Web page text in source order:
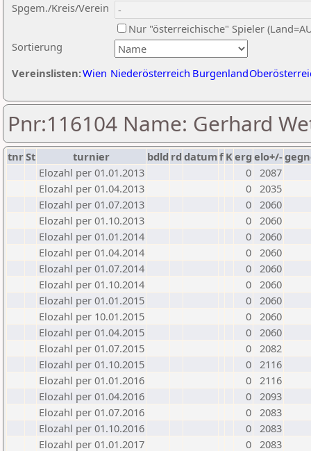
Sortierung
Spgem./Kreis/Verein
Nur "österreichische" Spieler
Vereinslisten:Wien Niederösterreich Burgenland
Pnr:116104 Name: Gerhard
tnrSt turnier bdld rd datumf Kerg elo+/-
Elozahl per 01.01.2013
0 2087
Elozahl per 01.04.2013
0 2035
Elozahl per 01.07.2013
0 2060
Elozahl per 01.10.2013
0 2060
Elozahl per 01.01.2014
0 2060
Elozahl per 01.04.2014
0 2060
Elozahl per 01.07.2014
0 2060
Elozahl per 01.10.2014
0 2060
Elozahl per 01.01.2015
0 2060
Elozahl per 10.01.2015
0 2060
Elozahl per 01.04.2015
0 2060
Elozahl per 01.07.2015
0 2082
Elozahl per 01.10.2015
0 2116
Elozahl per 01.01.2016
0 2116
Elozahl per 01.04.2016
0 2093
Elozahl per 01.07.2016
0 2083
Elozahl per 01.10.2016
0 2083
Elozahl per 01.01.2017
0 2083